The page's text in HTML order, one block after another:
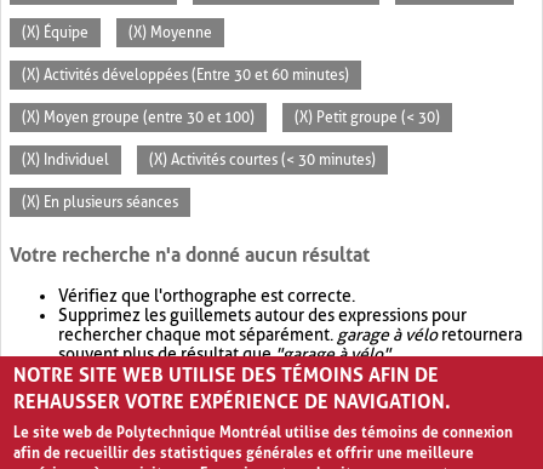
(X) Équipe (X) Moyenne
(X) Activités développées (Entre 30 et 60 minutes)
(X) Moyen groupe (entre 30 et 100) (X) Petit groupe (< 30)
(X) Individuel (X) Activités courtes (< 30 minutes)
(X) En plusieurs séances
Votre recherche n'a donné aucun résultat
Vérifiez que l'orthographe est correcte.
Supprimez les guillemets autour des expressions pour
rechercher chaque mot séparément. garage à véloretournera
souvent plus de résultat que"garage à vélo".
Envisagez d'élargir votre recherche avec OR.garage OR vélo
retournera souvent plus de résultat quegarage à vélo
NOTRE SITE WEB UTILISE DES TÉMOINS AFIN DE
REHAUSSER VOTRE EXPÉRIENCE DE NAVIGATION.
Le site web de Polytechnique Montréal utilise des témoins de connexion
afin de recueillir des statistiques générales et offrir une meilleure